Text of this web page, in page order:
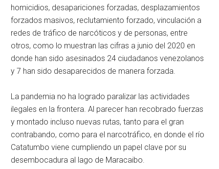
homicidios, desapariciones forzadas, desplazamientos
forzados masivos, reclutamiento forzado, vinculación a
redes de tráfico de narcóticos y de personas, entre
otros, como lo muestran las cifras a junio del 2020 en
donde han sido asesinados 24 ciudadanos venezolanos
y 7 han sido desaparecidos de manera forzada.
La pandemia no ha logrado paralizar las actividades
ilegales en la frontera. Al parecer han recobrado fuerzas
y montado incluso nuevas rutas, tanto para el gran
contrabando, como para el narcotráfico, en donde el río
Catatumbo viene cumpliendo un papel clave por su
desembocadura al lago de Maracaibo.